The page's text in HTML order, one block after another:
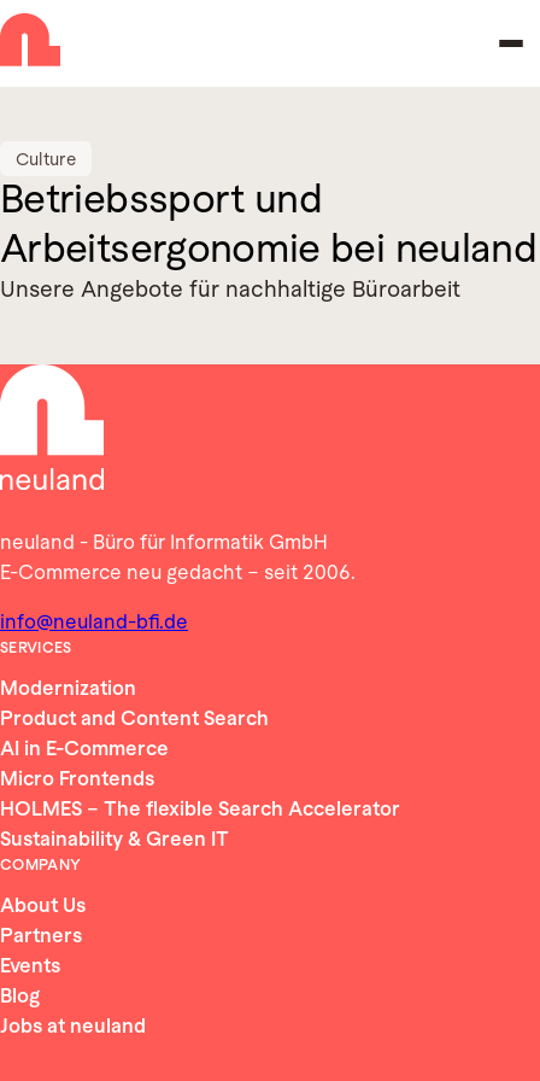
Skip to navigation
Skip to main content
Culture
Betriebssport und
Arbeitsergonomie bei neuland
Unsere Angebote für nachhaltige Büroarbeit
neuland - Büro für Informatik GmbH
E-Commerce neu gedacht – seit 2006.
info@neuland-bfi.de
SERVICES
Modernization
Product and Content Search
AI in E-Commerce
Micro Frontends
HOLMES – The flexible Search Accelerator
Sustainability & Green IT
COMPANY
About Us
Partners
Events
Blog
Jobs at neuland